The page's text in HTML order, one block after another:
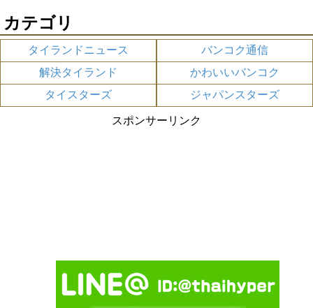
カテゴリ
タイランドニュース
バンコク通信
解決タイランド
かわいいバンコク
タイスターズ
ジャパンスターズ
スポンサーリンク